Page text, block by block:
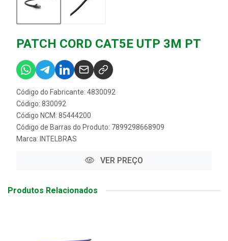
PATCH CORD CAT5E UTP 3M PT
Código do Fabricante: 4830092
Código: 830092
Código NCM: 85444200
Código de Barras do Produto: 7899298668909
Marca: INTELBRAS
VER PREÇO
Produtos Relacionados